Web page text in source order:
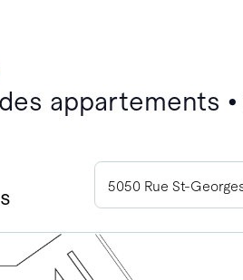
appartements
5050 Rue St-